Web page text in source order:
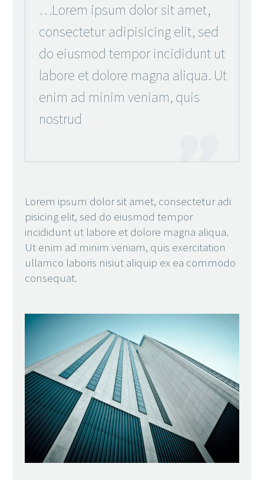
…Lorem ipsum dolor sit amet,
consectetur adipisicing elit, sed
do eiusmod tempor incididunt ut
labore et dolore magna aliqua. Ut
enim ad minim veniam, quis
nostrud
Lorem ipsum dolor sit amet, consectetur adi
pisicing elit, sed do eiusmod tempor
incididunt ut labore et dolore magna aliqua.
Ut enim ad minim veniam, quis exercitation
ullamco laboris nisiut aliquip ex ea commodo
consequat.